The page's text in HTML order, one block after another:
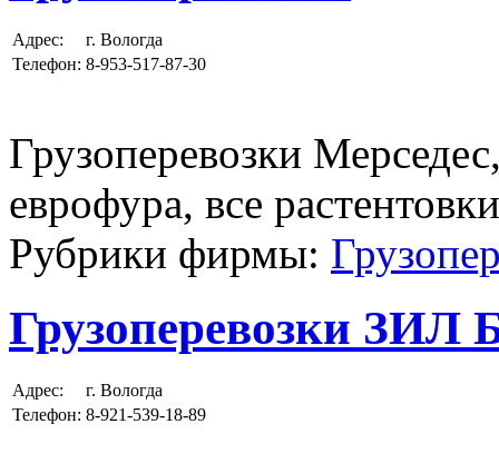
Адрес:
г. Вологда
Телефон: 8-953-517-87-30
Грузоперевозки
еврофура, все
Рубрики фирмы:
Грузоперевозки ЗИЛ
Адрес:
г. Вологда
Телефон: 8-921-539-18-89